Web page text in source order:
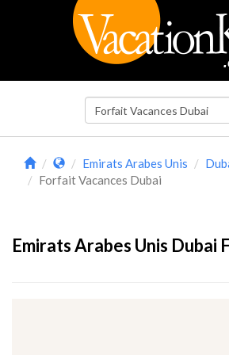
Emirats Arabes Unis
Forfait Vacances Dubai
Emirats Arabes Unis Dubai